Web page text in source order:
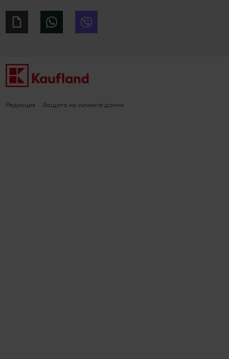
Giphy WhatsApp
Редакция Защита на личните данни